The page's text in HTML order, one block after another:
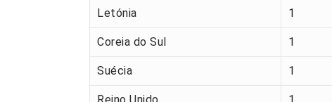
Letónia 1
Coreia do Sul 1
Suécia 1